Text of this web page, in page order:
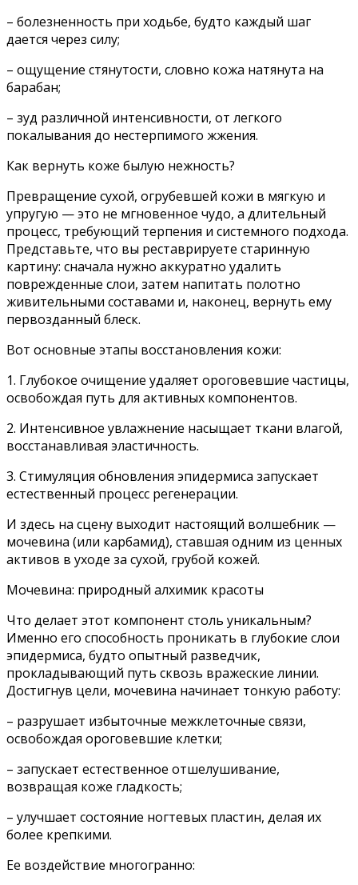
– болезненность при ходьбе, будто каждый шаг
дается через силу;
– ощущение стянутости, словно кожа натянута на
барабан;
– зуд различной интенсивности, от легкого
покалывания до нестерпимого жжения.
Как вернуть коже былую нежность?
Превращение сухой, огрубевшей кожи в мягкую и
упругую — это не мгновенное чудо, а длительный
процесс, требующий терпения и системного подхода.
Представьте, что вы реставрируете старинную
картину: сначала нужно аккуратно удалить
поврежденные слои, затем напитать полотно
живительными составами и, наконец, вернуть ему
первозданный блеск.
Вот основные этапы восстановления кожи:
1. Глубокое очищение удаляет ороговевшие частицы,
освобождая путь для активных компонентов.
2. Интенсивное увлажнение насыщает ткани влагой,
восстанавливая эластичность.
3. Стимуляция обновления эпидермиса запускает
естественный процесс регенерации.
И здесь на сцену выходит настоящий волшебник —
мочевина (или карбамид), ставшая одним из ценных
активов в уходе за сухой, грубой кожей.
Мочевина: природный алхимик красоты
Что делает этот компонент столь уникальным?
Именно его способность проникать в глубокие слои
эпидермиса, будто опытный разведчик,
прокладывающий путь сквозь вражеские линии.
Достигнув цели, мочевина начинает тонкую работу:
– разрушает избыточные межклеточные связи,
освобождая ороговевшие клетки;
– запускает естественное отшелушивание,
возвращая коже гладкость;
– улучшает состояние ногтевых пластин, делая их
более крепкими.
Ее воздействие многогранно: